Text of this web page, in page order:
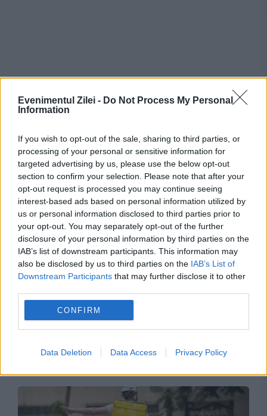
Evenimentul Zilei - Do Not Process My Personal
Information
If you wish to opt-out of the sale, sharing to third parties, or
processing of your personal or sensitive information for
targeted advertising by us, please use the below opt-out
section to confirm your selection. Please note that after your
opt-out request is processed you may continue seeing
interest-based ads based on personal information utilized by
us or personal information disclosed to third parties prior to
your opt-out. You may separately opt-out of the further
disclosure of your personal information by third parties on the
IAB’s list of downstream participants. This information may
also be disclosed by us to third parties on the IAB’s List of
Downstream Participants that may further disclose it to other
CONFIRM
Data Deletion Data Access Privacy Policy
Recomandările noastre
Ultimatum pentru Guvern din partea Sanitas și
pentru salarizarea din sistemul public